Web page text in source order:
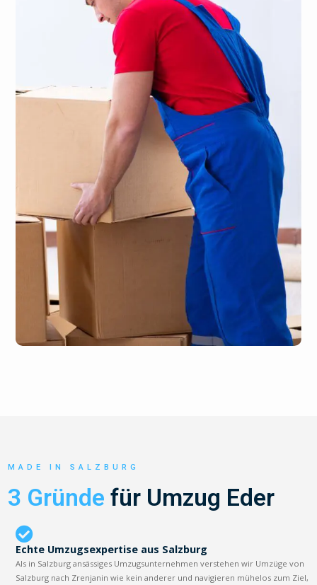
MADE IN SALZBURG
3 Gründe für Umzug Eder
Echte Umzugsexpertise aus Salzburg
Als in Salzburg ansässiges Umzugsunternehmen verstehen wir Umzüge von
Salzburg nach Zrenjanin wie kein anderer und navigieren mühelos zum Ziel,